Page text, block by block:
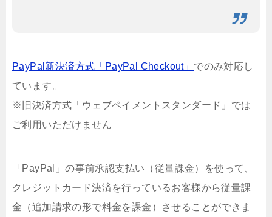
PayPal新決済方式「PayPal Checkout」 でのみ対応し
ています。
※旧決済方式「ウェブペイメントスタンダード」では
ご利用いただけません
「PayPal」の事前承認支払い（従量課金）を使って、
クレジットカード決済を行っているお客様から従量課
金（追加請求の形で料金を課金）させることができま